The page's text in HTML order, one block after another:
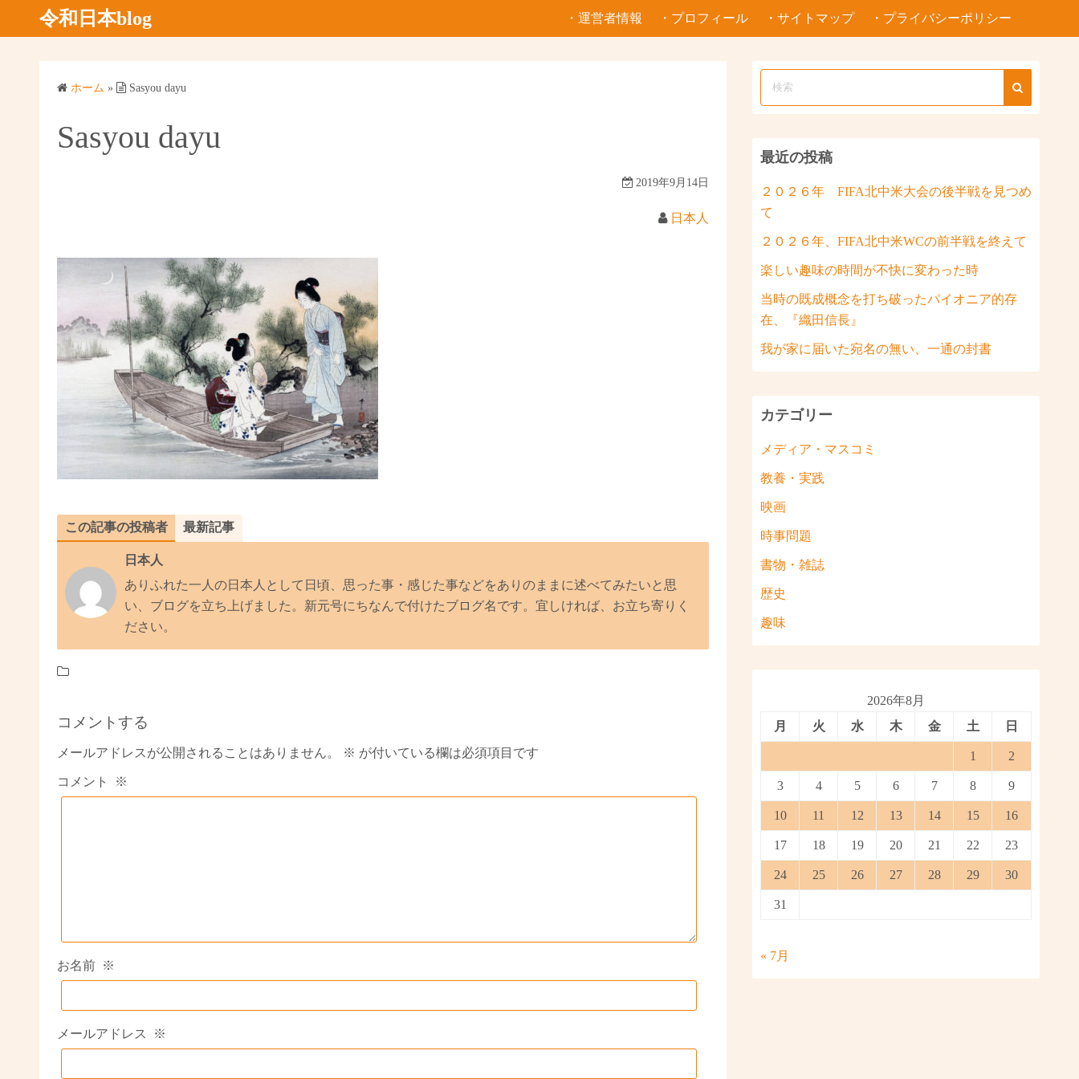
令和日本blog ・運営者情報 ・プロフィール ・サイトマップ ・プライバシーポリシー
ホーム » Sasyou dayu
Sasyou dayu
2019年9月14日
日本人
この記事の投稿者 最新記事
日本人
ありふれた一人の日本人として日頃、思った事・感じた事などをありのままに述べてみたいと思
い、ブログを立ち上げました。新元号にちなんで付けたブログ名です。宜しければ、お立ち寄りく
ださい。
コメントする
メールアドレスが公開されることはありません。 ※ が付いている欄は必須項目です
コメント ※
お名前 ※
メールアドレス ※
最近の投稿
２０２６年 FIFA北中米大会の後半戦を見つめ
て
２０２６年、FIFA北中米WCの前半戦を終えて
楽しい趣味の時間が不快に変わった時
当時の既成概念を打ち破ったパイオニア的存
在、『織田信長』
我が家に届いた宛名の無い、一通の封書
カテゴリー
メディア・マスコミ
教養・実践
映画
時事問題
書物・雑誌
歴史
趣味
2026年8月
月
火 水 木 金 土 日
1 2
3 4 5 6 7 8 9
10 11 12 13 14 15 16
17 18 19 20 21 22 23
24 25 26 27 28 29 30
31
« 7月